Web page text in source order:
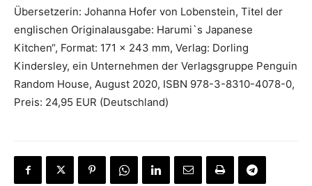
Übersetzerin: Johanna Hofer von Lobenstein, Titel der
englischen Originalausgabe: Harumi`s Japanese
Kitchen“, Format: 171 x 243 mm, Verlag: Dorling
Kindersley, ein Unternehmen der Verlagsgruppe Penguin
Random House, August 2020, ISBN 978-3-8310-4078-0,
Preis: 24,95 EUR (Deutschland)